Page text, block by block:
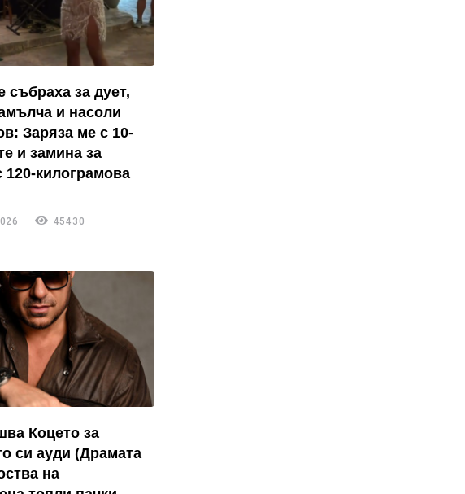
събраха за дует,
и насоли
Заряза ме с 10-
и замина за
килограмова
45430
Коцето за
си ауди (Драмата
на